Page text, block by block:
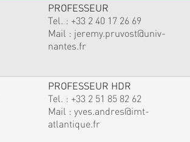
PROFESSEUR
Tel. : +33 2 40 17 26 69
Mail : jeremy.pruvost@univ-
nantes.fr
PROFESSEUR HDR
Tel. : +33 2 51 85 82 62
Mail : yves.andres@imt-
atlantique.fr